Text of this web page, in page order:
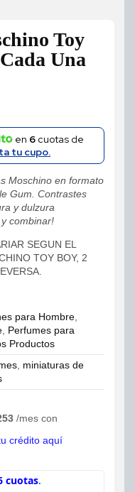
Toy
Una
en 6cuotas de
tu cupo.
Moschino en formato
Gum. Contrastes
y dulzura
combinar!
SEGUN EL
TOY BOY, 2
para Hombre
Perfumes para
Productos
miniaturas de
/mes con
crédito aquí